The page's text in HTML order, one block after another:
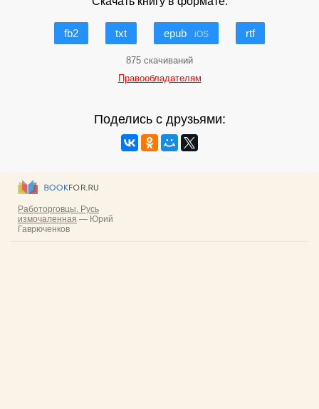
fb2 txt epub iOS rtf
875 скачиваний
Правообладателям
Поделись с друзьями: